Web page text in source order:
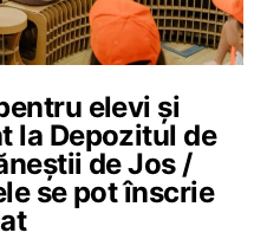
elevi şi
la Depozitul de
de Jos /
se pot înscrie